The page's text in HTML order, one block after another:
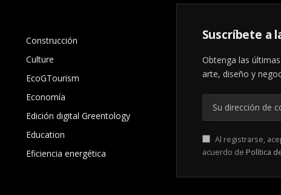
Construcción
Culture
EcoGTourism
Economía
Edición digital Greentology
Education
Eficiencia energética
Suscríbete a
Obtenga las
arte, diseño y
Al registrarse,
acuerdo de Política